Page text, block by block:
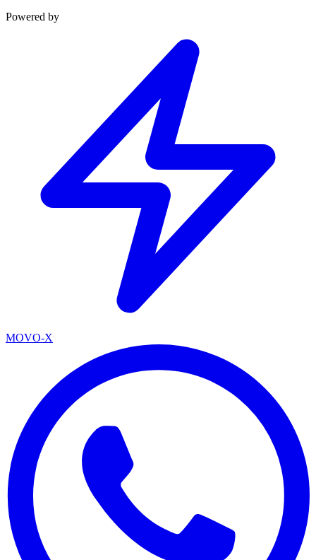
Powered by
MOVO-X